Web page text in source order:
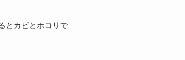
とカビとホコリで